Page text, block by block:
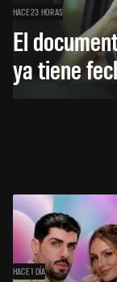
HACE 23 HORAS
El
ya tiene
HACE 1 DÍA